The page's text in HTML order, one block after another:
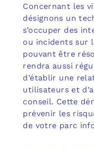
Concernant les
désignons un
s’occuper des
ou incidents sur
pouvant être
rendra aussi
d’établir une
utilisateurs et
conseil. Cette
prévenir les
de votre parc